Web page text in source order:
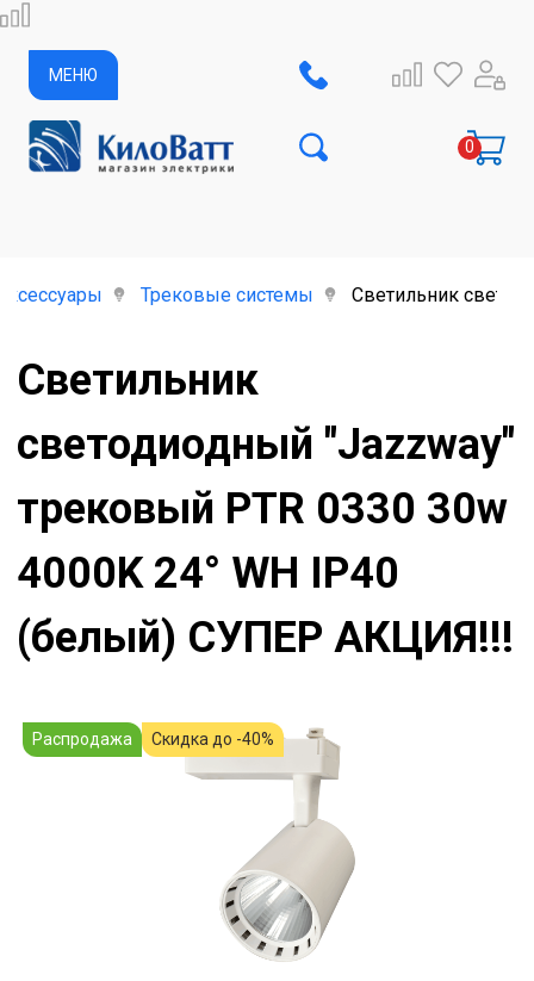
МЕНЮ
Трековые системы Светильник
Светильник
светодиодный "Jazzway"
трековый PTR 0330 30w
4000K 24° WH IP40
(белый) СУПЕР АКЦИЯ!!!
Распродажа Скидка до -40%